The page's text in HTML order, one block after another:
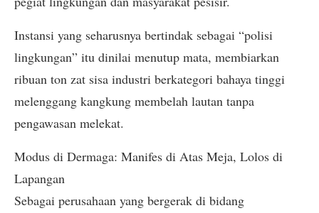
Instansi yang seharusnya bertindak sebagai “polisi
lingkungan” itu dinilai menutup mata, membiarkan
ribuan ton zat sisa industri berkategori bahaya tinggi
melenggang kangkung membelah lautan tanpa
pengawasan melekat.
​Modus di Dermaga: Manifes di Atas Meja, Lolos di
Lapangan
​Sebagai perusahaan yang bergerak di bidang